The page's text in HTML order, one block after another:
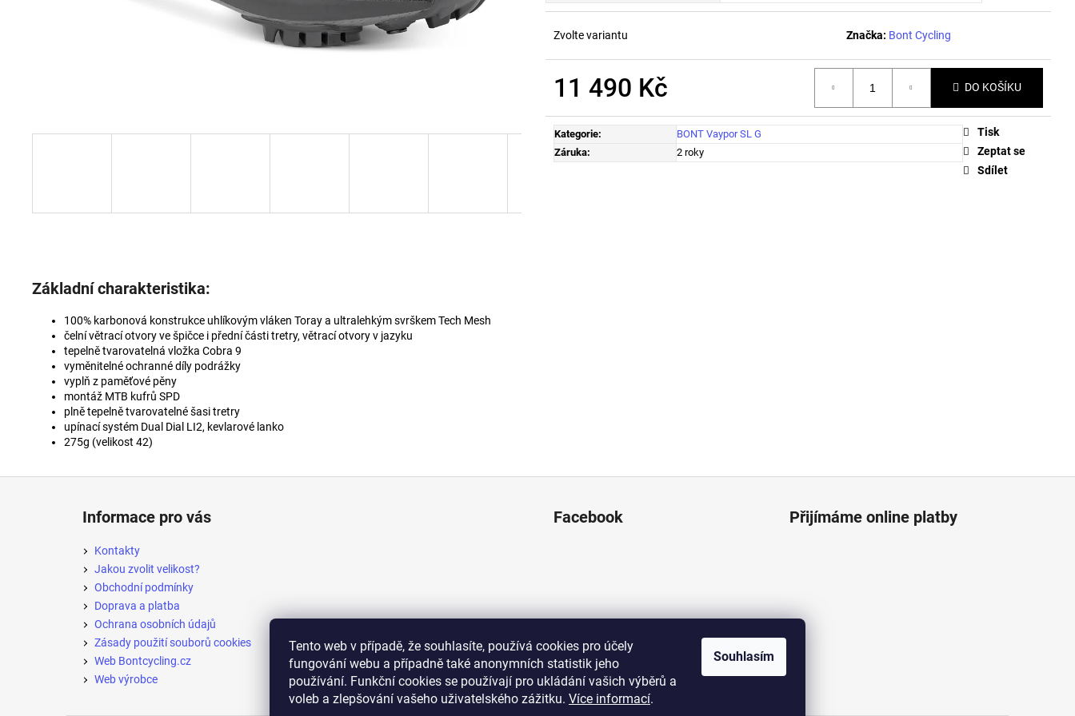
Tento web v případě, že souhlasíte, používá cookies pro účely
fungování webu a případně také anonymních statistik jeho
používání. Funkční cookies se používají pro ukládání vašich výběrů a
voleb a zlepšování vašeho uživatelského zážitku. Více informací.
Souhlasím
Zvolte variantu Značka: Bont Cycling
11 490 Kč
cena:
DO KOŠÍKU
Kategorie:
BONT Vaypor SL G
Záruka: 2 roky
Tisk
Zeptat se
Sdílet
Základní charakteristika:
100% karbonová konstrukce uhlíkovým vláken Toray a ultralehkým svrškem Tech Mesh
čelní větrací otvory ve špičce i přední části tretry, větrací otvory v jazyku
tepelně tvarovatelná vložka Cobra 9
vyměnitelné ochranné díly podrážky
vyplň z paměťové pěny
montáž MTB kufrů SPD
plně tepelně tvarovatelné šasi tretry
upínací systém Dual Dial LI2, kevlarové lanko
275g (velikost 42)
PRECISION FUEL AND HYDRATION -
PRECISION FUEL AND HYDRATION -
TUBE1500
259 Kč
PRECISION FUEL AND HYDRATION -
79 Kč
Informace pro vás
Kontakty
Jakou zvolit velikost?
Obchodní podmínky
Doprava a platba
Ochrana osobních údajů
Zásady použití souborů cookies
Web Bontcycling.cz
Web výrobce
Facebook Přijímáme online platby